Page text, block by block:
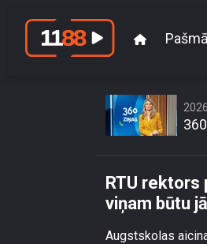
RTU rektors
viņam būtu
Augstskolas